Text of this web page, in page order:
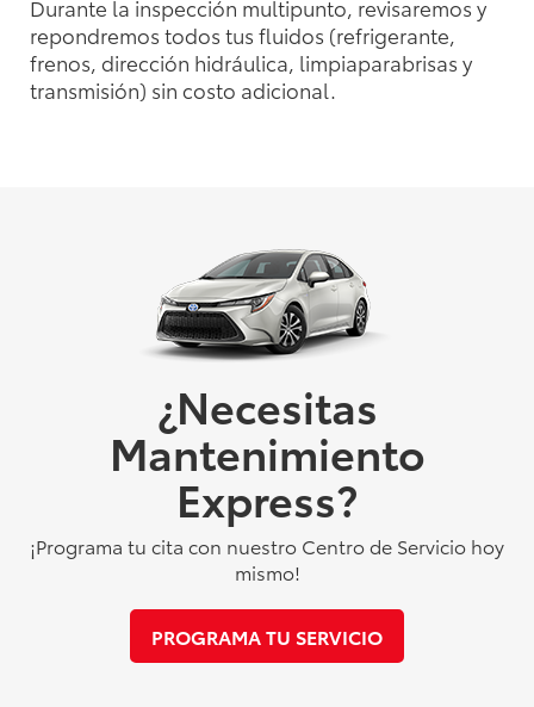
Durante la inspección multipunto, revisaremos y
repondremos todos tus fluidos (refrigerante,
frenos, dirección hidráulica, limpiaparabrisas y
transmisión) sin costo adicional.
¿Necesitas
Mantenimiento
Express?
¡Programa tu cita con nuestro Centro de Servicio hoy
mismo!
PROGRAMA TU SERVICIO